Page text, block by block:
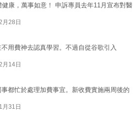
康，萬事如意！ 申訴專員去年11月宣布對醫
月28日
用費神去認真學習。不過自從谷歌引入
月14日
都忙於處理加費事宜。新收費實施兩周後的
月31日